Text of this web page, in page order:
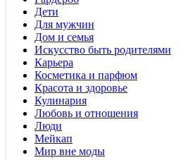
Дети
Для мужчин
Дом и семья
Искусство быть родителями
Карьера
Косметика и парфюм
Красота и здоровье
Кулинария
Любовь и отношения
Люди
Мейкап
Мир вне моды